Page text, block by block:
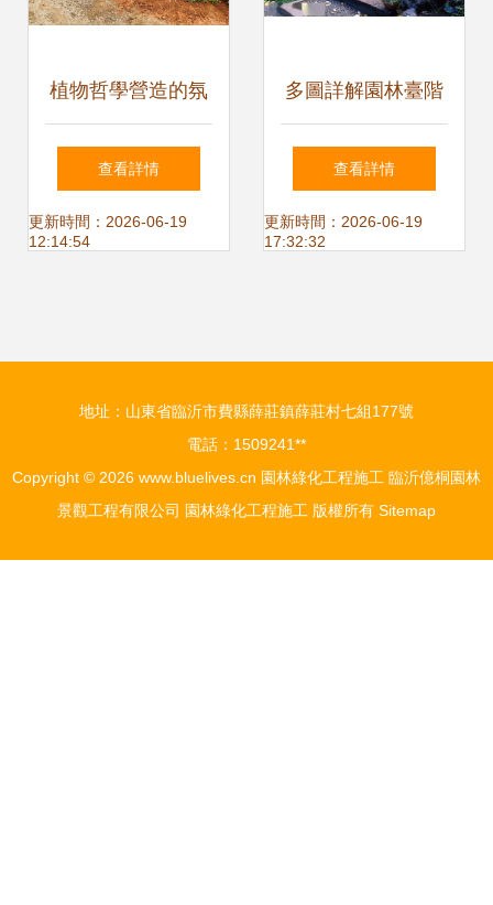
植物哲學營造的氛
圍 記我院園林162
班花境設計與施工
查看詳情
更新時間：2026-06-19
12:14:54
多圖詳解園林臺階
沿路石施工要點與
實戰技巧
查看詳情
更新時間：2026-06-19
17:32:32
地址：山東省臨沂市費縣薛莊鎮薛莊村七組177號
電話：1509241**
Copyright © 2026 www.bluelives.cn 園林綠化工程施工 臨沂億桐園林
景觀工程有限公司 園林綠化工程施工 版權所有 Sitemap